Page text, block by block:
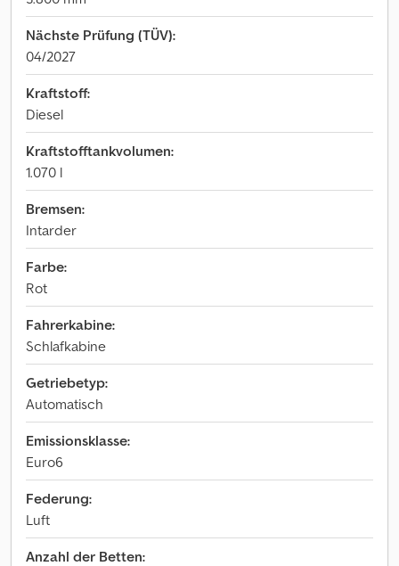
Nächste Prüfung (TÜV):
04/2027
Kraftstoff:
Diesel
Kraftstofftankvolumen:
1.070 l
Bremsen:
Intarder
Farbe:
Rot
Fahrerkabine:
Schlafkabine
Getriebetyp:
Automatisch
Emissionsklasse:
Euro6
Federung:
Luft
Anzahl der Betten: